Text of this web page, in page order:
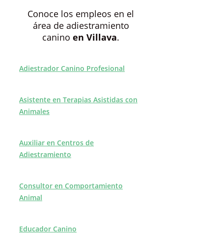
Conoce los empleos en el
área de adiestramiento
canino en Villava.
Adiestrador Canino Profesional
Asistente en Terapias Asistidas con
Animales
Auxiliar en Centros de
Adiestramiento
Consultor en Comportamiento
Animal
Educador Canino